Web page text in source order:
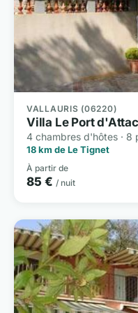
VALLAURIS (06220)
Villa Le Port
4 chambres d'hôtes · 8
18 km de Le Tignet
À partir de
85 € / nuit